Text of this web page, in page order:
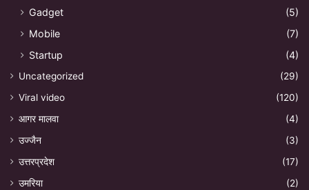
Gadget
(5)
Mobile
(7)
Startup
(4)
Uncategorized
(29)
Viral video
(120)
आगर मालवा
(4)
उज्जैन
(3)
उत्तरप्रदेश
(17)
उमरिया
(2)